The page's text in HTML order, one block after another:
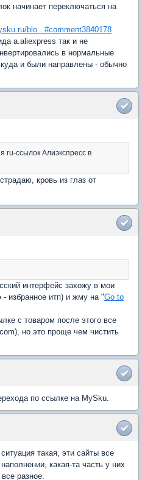
начинает переключаться на
blo...#comment3840178
a.aliexpress так и не
в нормальные
и были направлены - обычно
ru-ссылок Алиэкспресс в
кровь из глаз от
интерфейс захожу в мои
избранное итп) и жму на "Go to
с товаром после этого все
но это проще чем чистить
по ссылке на MySku.
такая, эти сайты все
какая-та часть у них
разное.